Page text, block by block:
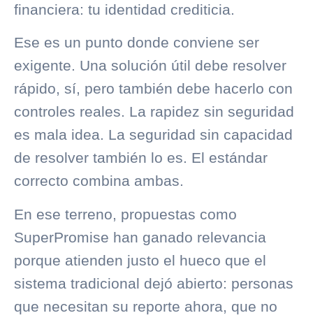
financiera: tu identidad crediticia.
Ese es un punto donde conviene ser
exigente. Una solución útil debe resolver
rápido, sí, pero también debe hacerlo con
controles reales. La rapidez sin seguridad
es mala idea. La seguridad sin capacidad
de resolver también lo es. El estándar
correcto combina ambas.
En ese terreno, propuestas como
SuperPromise han ganado relevancia
porque atienden justo el hueco que el
sistema tradicional dejó abierto: personas
que necesitan su reporte ahora, que no